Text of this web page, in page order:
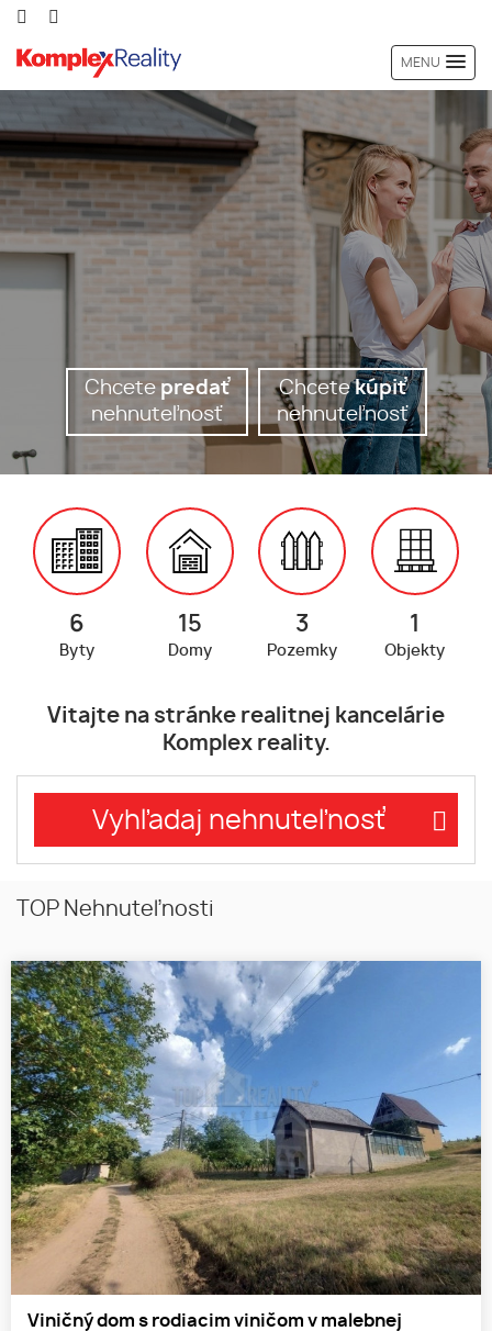
MENU
Chcete predať
nehnuteľnosť
Chcetekúpiť
nehnuteľnosť
6
Byty
15
Domy
3
Pozemky
1
Objekty
Vitajte na stránke realitnej kancelárie
Komplex reality.
Vyhľadaj nehnuteľnosť
TOP Nehnuteľnosti
Viničný dom s rodiacim viničom v malebnej